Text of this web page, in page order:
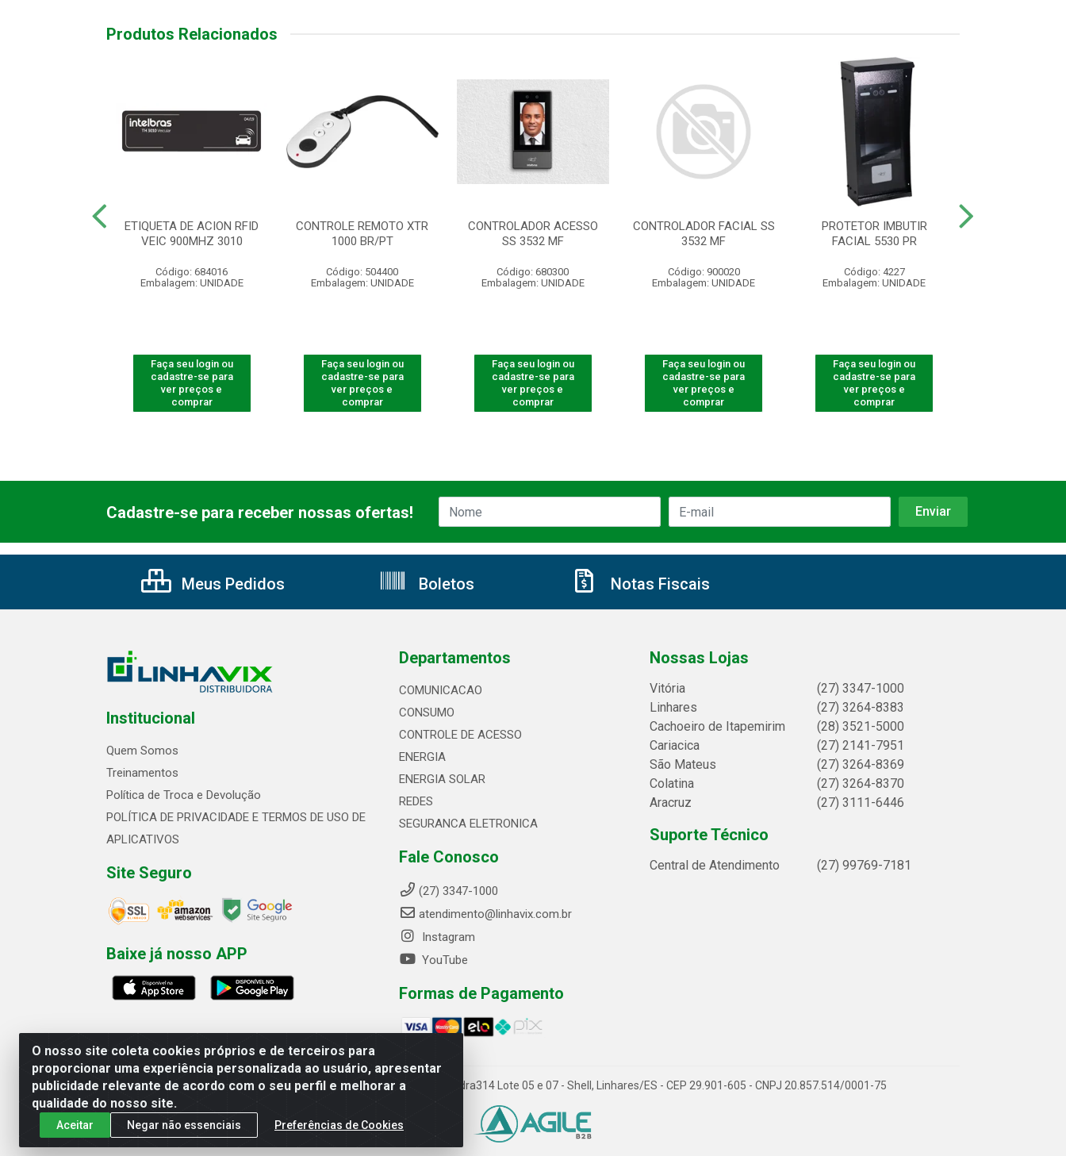
Produtos Relacionados
ETIQUETA DE ACION RFID
VEIC 900MHZ 3010
Código: 684016
Embalagem: UNIDADE
Faça seu login ou
cadastre-se para
ver preços e
comprar
CONTROLE REMOTO XTR
1000 BR/PT
Código: 504400
Embalagem: UNIDADE
Faça seu login ou
cadastre-se para
ver preços e
comprar
CONTROLADOR ACESSO
SS 3532 MF
Código: 680300
Embalagem: UNIDADE
Faça seu login ou
cadastre-se para
ver preços e
comprar
CONTROLADOR FACIAL SS
3532 MF
Código: 900020
Embalagem: UNIDADE
Faça seu login ou
cadastre-se para
ver preços e
comprar
PROTETOR IMBUTIR
FACIAL 5530 PR
Código: 4227
Embalagem: UNIDADE
Faça seu login ou
cadastre-se para
ver preços e
comprar
O nosso site coleta cookies próprios e de terceiros para
proporcionar uma experiência personalizada ao usuário, apresentar
publicidade relevante de acordo com o seu perfil e melhorar a
qualidade do nosso site.
Aceitar Negar não essenciais Preferências de Cookies
Cadastre-se para receber nossas ofertas!
Meus Pedidos Boletos Notas Fiscais
Institucional
Quem Somos
Treinamentos
Política de Troca e Devolução
POLÍTICA DE PRIVACIDADE E TERMOS DE USO DE
APLICATIVOS
Site Seguro
Baixe já nosso APP
Departamentos
COMUNICACAO
CONSUMO
CONTROLE DE ACESSO
ENERGIA
ENERGIA SOLAR
REDES
SEGURANCA ELETRONICA
Fale Conosco
(27) 3347-1000
atendimento@linhavix.com.br
Instagram
YouTube
Formas de Pagamento
Nossas Lojas
Vitória
(27) 3347-1000
Linhares
(27) 3264-8383
Cachoeiro de Itapemirim
(28) 3521-5000
Cariacica
(27) 2141-7951
São Mateus
(27) 3264-8369
Colatina
(27) 3264-8370
Aracruz
(27) 3111-6446
Suporte Técnico
Central de Atendimento (27) 99769-7181
Linhavix Distribuidora LTDA - Avenida Alegre, 2521 - Quadra314 Lote 05 e 07 - Shell, Linhares/ES - CEP 29.901-605 - CNPJ 20.857.514/0001-75